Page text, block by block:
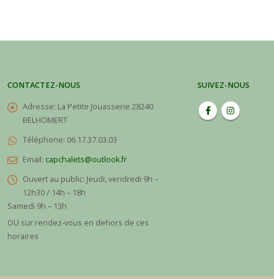
CONTACTEZ-NOUS
Adresse: La Petite Jouasserie 28240
BELHOMERT
Téléphone: 06.17.37.03.03
Email: capchalets@outlook.fr
Ouvert au public: Jeudi, vendredi 9h –
12h30 / 14h – 18h
Samedi 9h – 13h
OU sur rendez-vous en dehors de ces
horaires
SUIVEZ-NOUS